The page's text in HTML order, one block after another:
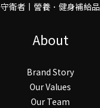
守衛者丨謍養．健身補給品
About
Brand Story
Our Values
Our Team